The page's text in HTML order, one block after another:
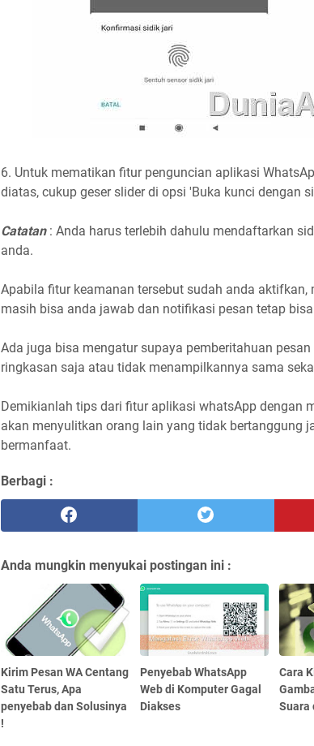
6. Untuk mematikan fitur penguncian aplikasi
diatas, cukup geser slider di opsi 'Buka kunci dengan
Catatan: Anda harus terlebih dahulu mendaftarkan
anda.
Apabila fitur keamanan tersebut sudah anda
masih bisa anda jawab dan notifikasi pesan tetap
Ada juga bisa mengatur supaya pemberitahuan
ringkasan saja atau tidak menampilkannya sama
Demikianlah tips dari fitur aplikasi whatsApp dengan
akan menyulitkan orang lain yang tidak bertanggung
bermanfaat.
Berbagi :
Anda mungkin menyukai postingan ini :
Kirim Pesan WA Centang
Satu Terus, Apa
penyebab dan Solusinya
!
Penyebab WhatsApp
Web di Komputer Gagal
Diakses
Cara
Suara